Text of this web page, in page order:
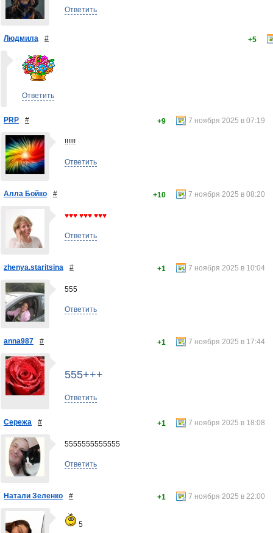
Ответить
Людмила # +5
Ответить
PRP # 7 ноября 2025 в 07:19
+9
!!!!!!
Ответить
Алла Бойко # 7 ноября 2025 в 08:20
+10
♥♥♥ ♥♥♥ ♥♥♥
Ответить
zhenya.staritsina # 7 ноября 2025 в 10:04
+1
555
Ответить
anna987 # 7 ноября 2025 в 17:44
+1
555+++
Ответить
Сережа # 7 ноября 2025 в 18:08
+1
5555555555555
Ответить
Натали Зеленко # 7 ноября 2025 в 22:00
+1
5